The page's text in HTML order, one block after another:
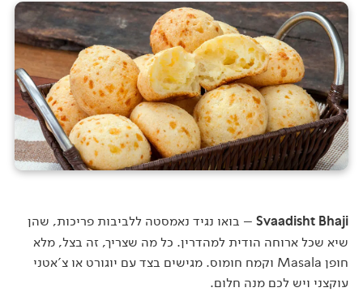
Svaadisht Bhaji– בואו נגיד נאמסטה ללביבות פריכות, שהן
שיא שכל ארוחה הודית למהדרין. כל מה שצריך, זה בצל, מלא
חופן Masala וקמח חומוס. מגישים בצד עם יוגורט או צ'אטני
עוקצני ויש לכם מנה חלום.